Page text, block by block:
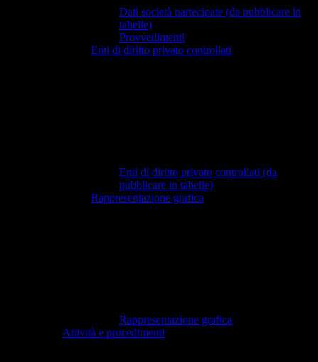
Dati società partecipate (da pubblicare in
tabelle)
Provvedimenti
Enti di diritto privato controllati
Enti di diritto privato controllati (da
pubblicare in tabelle)
Rappresentazione grafica
Rappresentazione grafica
Attività e procedimenti